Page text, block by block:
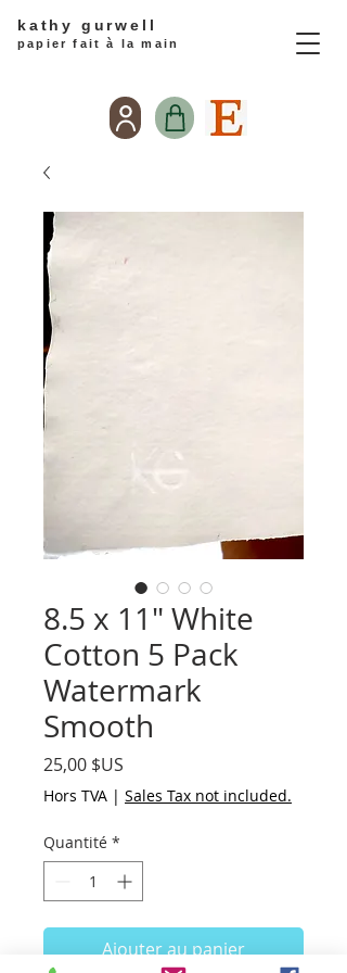
kathy gurwell
papier fait à la main
8.5 x 11" White
Cotton 5 Pack
Watermark
Smooth
25,00 $US
Hors TVA | Sales Tax not included.
Quantité *
Ajouter au panier